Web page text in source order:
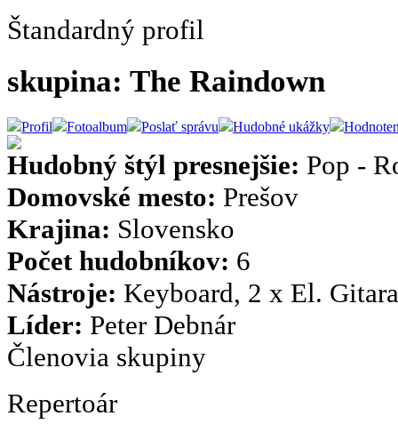
Štandardný profil
skupina: The Raindown
Profil Fotoalbum Poslať správu Hudobné ukážky
Hudobný štýl presnejšie: Pop -
Domovské mesto: Prešov
Krajina: Slovensko
Počet hudobníkov: 6
Nástroje: Keyboard, 2 x El.
Líder: Peter Debnár
Členovia skupiny
Repertoár